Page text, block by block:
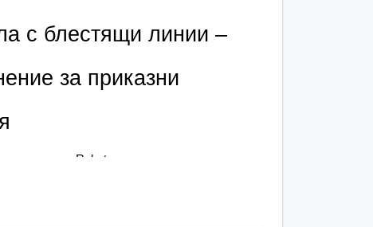
с блестящи линии –
за приказни
линии на Robetoy са създадени за деца,